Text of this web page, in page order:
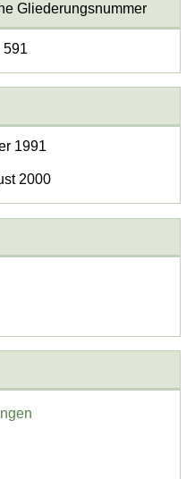
Gliederungsnummer
591
1991
2000